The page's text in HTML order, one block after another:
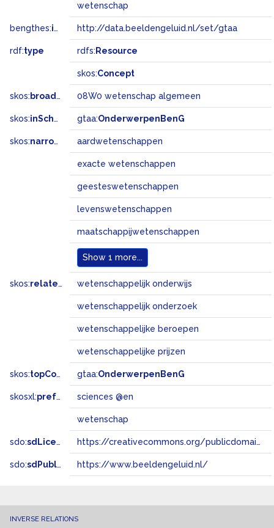
wetenschap
bengthes:inSet http://data.beeldengeluid.nl/set/gtaa
rdf:type rdfs: Resource
skos:Concept
skos: broadMatch 08W0 wetenschap algemeen
skos:inScheme gtaa:OnderwerpenBenG
skos:narrower aardwetenschappen
exacte wetenschappen
geesteswetenschappen
levenswetenschappen
maatschappijwetenschappen
Show 1 more...
skos:related wetenschappelijk onderwijs
wetenschappelijk onderzoek
wetenschappelijke beroepen
wetenschappelijke prijzen
skos:topConceptOf gtaa:OnderwerpenBenG
skosxl:prefLabel sciences @en
wetenschap
sdo:sdLicense https://creativecommons.org/publicdomain/zero/1.0/
sdo:sdPublisher https://www.beeldengeluid.nl/
INVERSE RELATIONS